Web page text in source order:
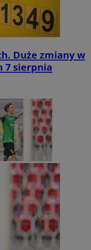
Duże zmiany w
7 sierpnia